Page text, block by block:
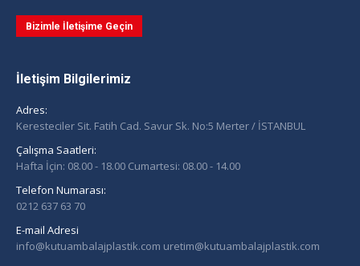
Bizimle İletişime Geçin
İletişim Bilgilerimiz
Adres:
Keresteciler Sit. Fatih Cad. Savur Sk. No:5 Merter / İSTANBUL
Çalışma Saatleri:
Hafta İçin: 08.00 - 18.00 Cumartesi: 08.00 - 14.00
Telefon Numarası:
0212 637 63 70
E-mail Adresi
info@kutuambalajplastik.com uretim@kutuambalajplastik.com